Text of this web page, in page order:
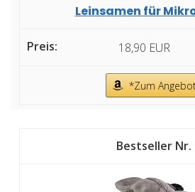
Leinsamen für
18,90 EUR
*Zum